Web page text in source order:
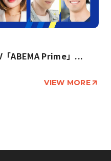
「ABEMA Prime」...
VIEW MORE